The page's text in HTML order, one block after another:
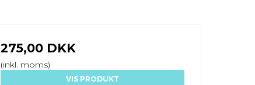
275,00 DKK
(inkl. moms)
VIS PRODUKT